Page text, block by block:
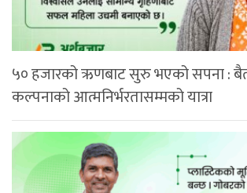
५० हजारको ऋणबाट सुरु भएको सपना :
कल्पनाको आत्मनिर्भरतासम्मको यात्रा